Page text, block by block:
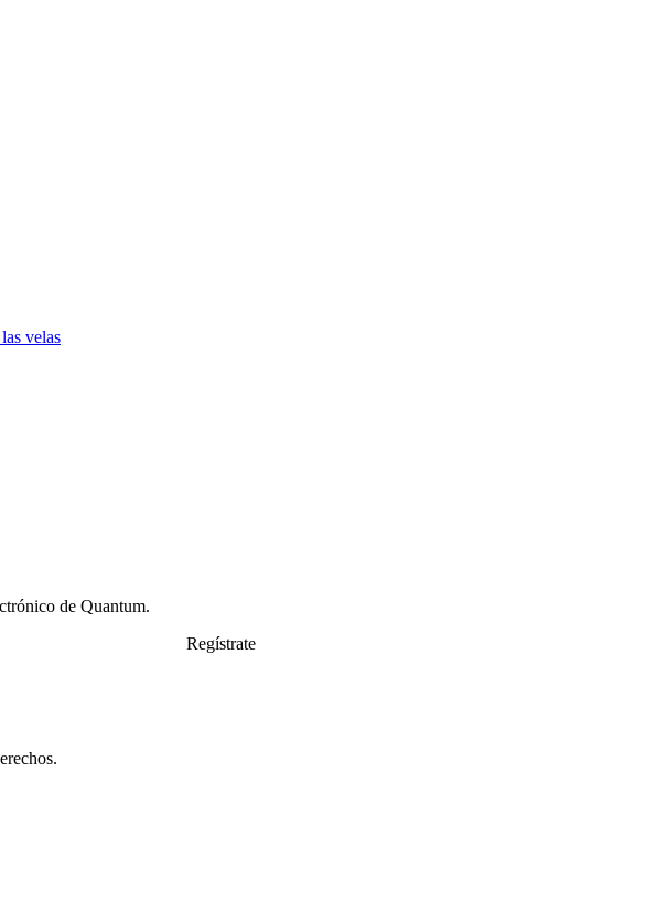
velas
de Quantum.
Regístrate